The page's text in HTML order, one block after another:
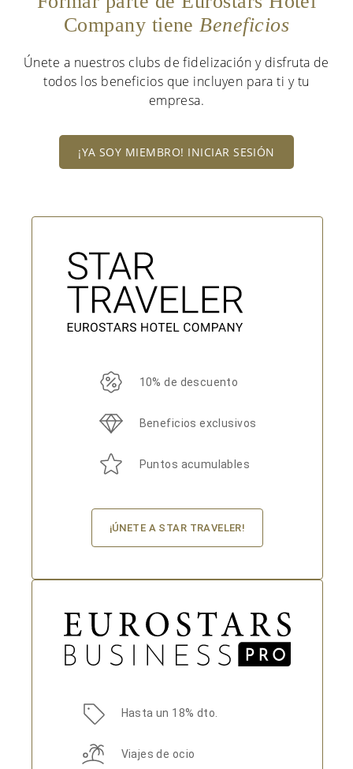
Company tieneBeneficios
Únete a nuestros clubs de fidelización y disfruta de
todos los beneficios que incluyen para ti y tu
empresa.
¡YA SOY MIEMBRO! INICIAR SESIÓN
10% de descuento
Beneficios exclusivos
Puntos acumulables
¡ÚNETE A STAR TRAVELER!
Hasta un 18% dto.
Viajes de ocio